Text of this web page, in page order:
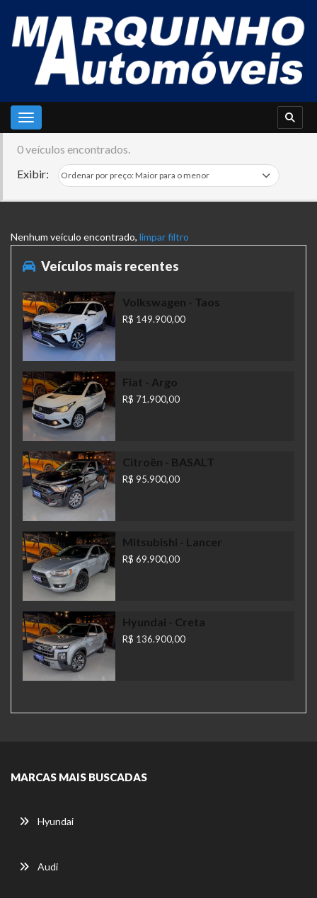
Toggle navigation
0 veículos encontrados.
Exibir:
Nenhum veículo encontrado, limpar filtro
Veículos mais recentes
Volkswagen - Taos
R$ 149.900,00
Fiat - Argo
R$ 71.900,00
Citroën - BASALT
R$ 95.900,00
Mitsubishi - Lancer
R$ 69.900,00
Hyundai - Creta
R$ 136.900,00
MARCAS MAIS BUSCADAS
Hyundai
Audi